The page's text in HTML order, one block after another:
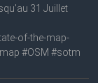
31 Juillet
of-the-map-
#OSM #sotm